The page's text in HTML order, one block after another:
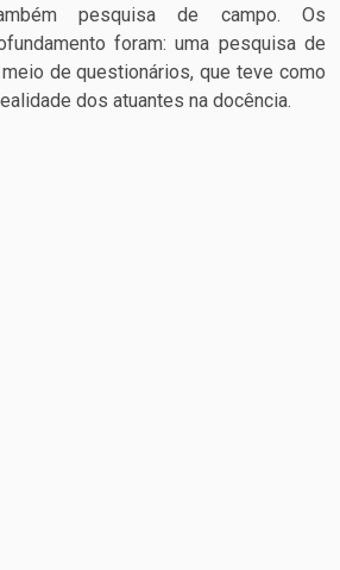
pesquisa de campo. Os
foram: uma pesquisa de
de questionários, que teve como
dos atuantes na docência.